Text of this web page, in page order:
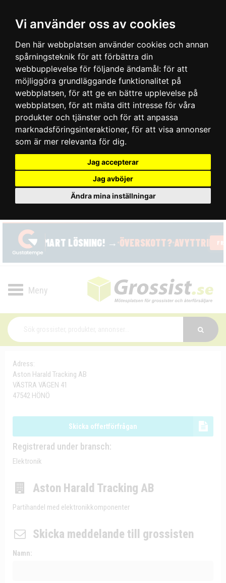
Vi använder oss av cookies
Den här webbplatsen använder cookies och annan
spårningsteknik för att förbättra din
webbupplevelse för följande ändamål: för att
möjliggöra grundläggande funktionalitet på
webbplatsen, för att ge en bättre upplevelse på
webbplatsen, för att mäta ditt intresse för våra
produkter och tjänster och för att anpassa
marknadsföringsinteraktioner, för att visa annonser
som är mer relevanta för dig.
Jag accepterar
Jag avböjer
Ändra mina inställningar
Toggle
Adress:
Aston Harald Tracking AB
VÄSTRA VÄGEN 41
47542 HÖNÖ
Skicka offertförfrågan
Registrerad under bransch:
Elektronik
Aston Harald Tracking AB
Partihandel med elektronikkomponenter
Skicka meddelande till grossisten
Namn: